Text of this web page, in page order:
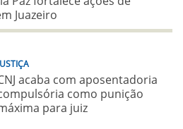
Juazeiro
acaba com aposentadoria
como punição
para juiz